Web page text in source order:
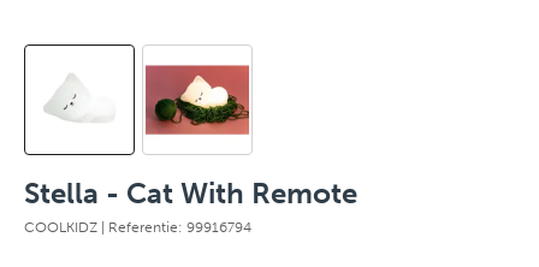
Stella - Cat With Remote
COOLKIDZ | Referentie: 99916794